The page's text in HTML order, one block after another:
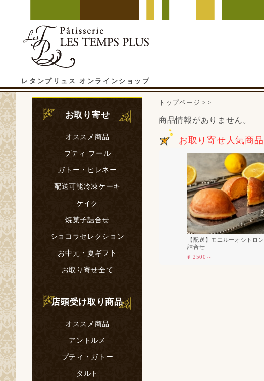
レタンプリュス オンラインショップ
お取り寄せ
オススメ商品
プティ フール
ガトー・ピレネー
配送可能冷凍ケーキ
ケイク
焼菓子詰合せ
ショコラセレクション
お中元・夏ギフト
お取り寄せ全て
店頭受け取り商品
オススメ商品
アントルメ
プティ・ガトー
タルト
トップページ >>
商品情報がありません。
お取り寄せ人気商品
【配送】モエルーオシトロン
詰合せ
¥ 2500～